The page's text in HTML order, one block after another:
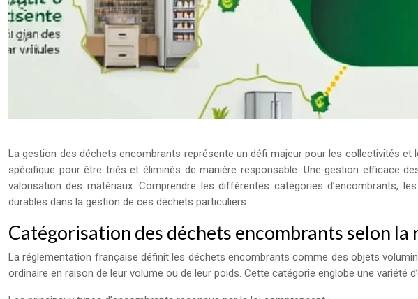
La gestion des déchets encombrants représente un défi majeur pour les collectivités
spécifique pour être triés et éliminés de manière responsable. Une gestion efficace
valorisation des matériaux. Comprendre les différentes catégories d’encombrants,
durables dans la gestion de ces déchets particuliers.
Catégorisation des déchets encombrants selon
La réglementation française définit les déchets encombrants comme des objets
ordinaire en raison de leur volume ou de leur poids. Cette catégorie englobe une variété